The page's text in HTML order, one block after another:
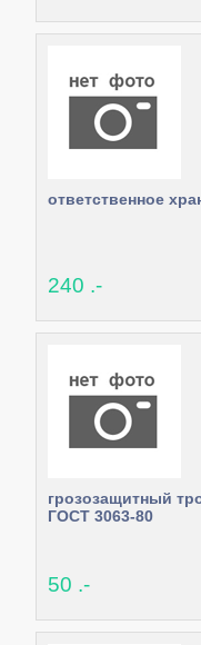
ответственное
240 .-
грозозащитный
ГОСТ 3063-80
50 .-